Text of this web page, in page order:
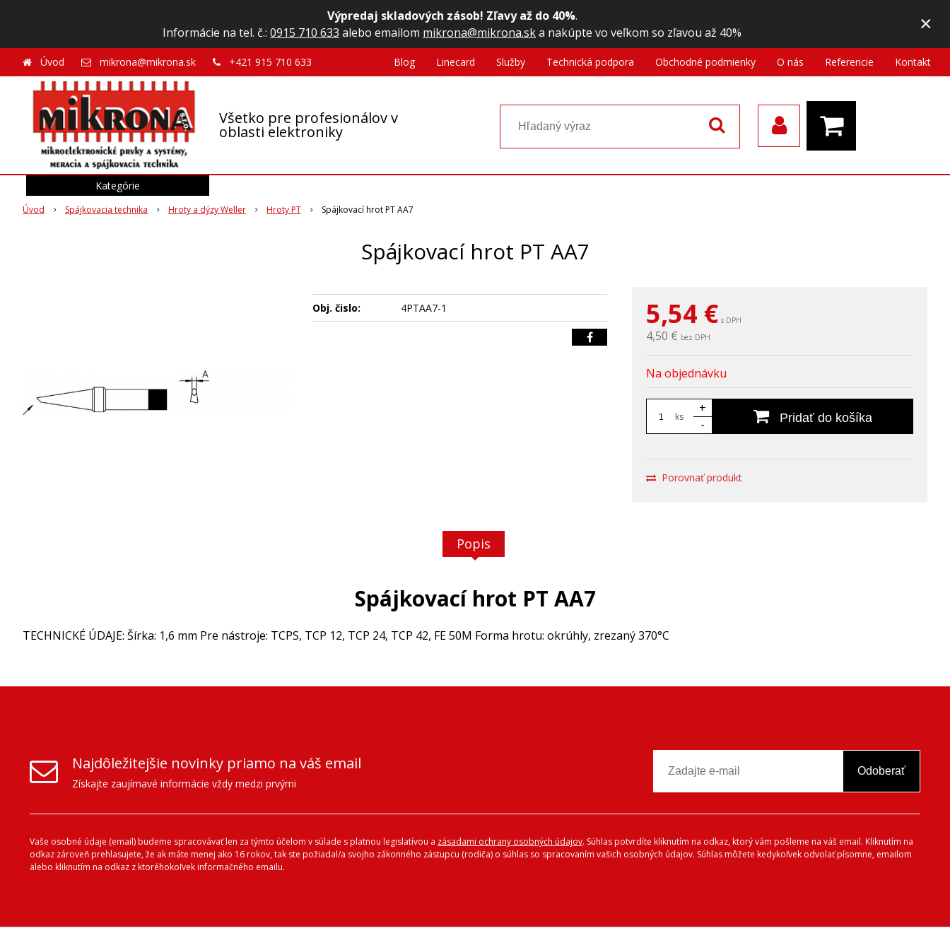
Výpredaj skladových zásob! Zľavy až do 40%.
Informácie na tel. č.: 0915 710 633 alebo emailom mikrona@mikrona.ska nakúpte vo veľkom so zľavou až 40% ×
Všetko pre profesionálov v
oblasti elektroniky
Úvod mikrona@mikrona.sk +421 915 710 633 Blog Linecard Služby Technická podpora Obchodné podmienky O nás Referencie Kontakt
Úvod Spájkovacia technika Hroty a dýzy Weller Hroty PT Spájkovací hrot PT AA7
Spájkovací hrot PT AA7
5,54 € s DPH
4,50 € bez DPH
Na objednávku
ks
+
-
Pridať do košíka
Porovnať produkt
Obj. čislo: 4PTAA7-1
Popis
Spájkovací hrot PT AA7
TECHNICKÉ ÚDAJE: Šírka: 1,6 mm Pre nástroje: TCPS, TCP 12, TCP 24, TCP 42, FE 50M Forma hrotu: okrúhly, zrezaný 370°C
Kategórie
Najdôležitejšie novinky priamo na váš email
Získajte zaujímavé informácie vždy medzi prvými
Odoberať
Vaše osobné údaje (email) budeme spracovávať len za týmto účelom v súlade s platnou legislatívou a zásadami ochrany osobných údajov. Súhlas potvrdíte kliknutím na odkaz, ktorý vám pošleme na váš email. Kliknutím na
odkaz zároveň prehlasujete, že ak máte menej ako 16 rokov, tak ste požiadal/a svojho zákonného zástupcu (rodiča) o súhlas so spracovaním vašich osobných údajov. Súhlas môžete kedykoľvek odvolať písomne, emailom
alebo kliknutím na odkaz z ktoréhokoľvek informačného emailu.